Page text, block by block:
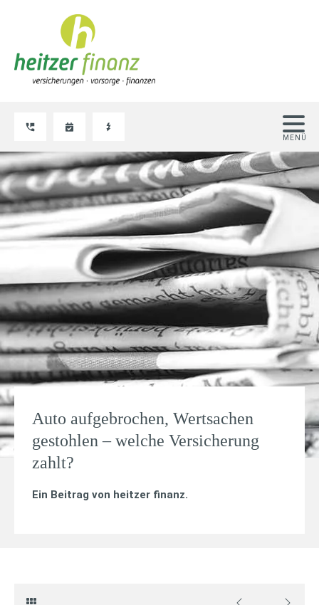
Auto aufgebrochen, Wertsachen
gestohlen – welche Versicherung
zahlt?
Ein Beitrag von heitzer finanz.